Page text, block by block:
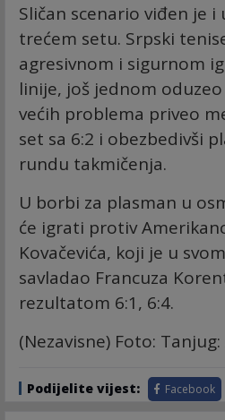
Sličan scenario viđen je i
trećem setu. Srpski
agresivnom i sigurnom
linije, još jednom
većih problema priveo
set sa 6:2 i obezbedivši
rundu takmičenja.
U borbi za plasman u
će igrati protiv
Kovačevića, koji je u
savladao Francuza
rezultatom 6:1, 6:4.
(Nezavisne) Foto: Tanjug:
Podijelite vijest: Facebook